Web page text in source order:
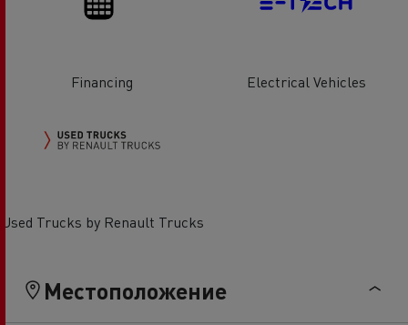
Financing Electrical Vehicles
Used Trucks by Renault Trucks
Местоположение